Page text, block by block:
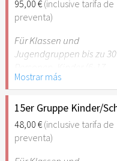
empfehlenswert.
95,00 €(inclusive tarifa de
preventa)
Für Klassen und
Jugendgruppen bis zu 30
Jahre) oder Schüler mit
Schülerausweis inklusive
erwachsene
Hinweis: Für Kinder unter
Jahren ist der Ostergarten
Mostrar más
15er Gruppe Kinder/
48,00 €(inclusive tarifa de
preventa)